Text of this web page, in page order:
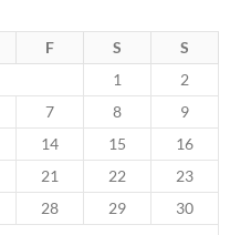
F S S
1
2
7 8
9
14 15
16
21 22
23
28 29
30